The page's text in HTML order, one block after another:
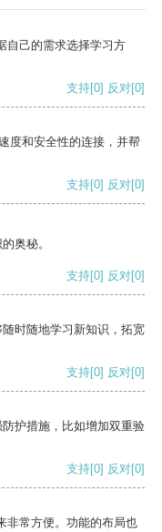
自己的需求选择学习方
支持[0] 反对[0]
度和安全性的连接，并帮
支持[0] 反对[0]
奥秘。
支持[0] 反对[0]
时随地学习新知识，拓宽
支持[0] 反对[0]
护措施，比如增加双重验
支持[0] 反对[0]
非常方便。功能的布局也